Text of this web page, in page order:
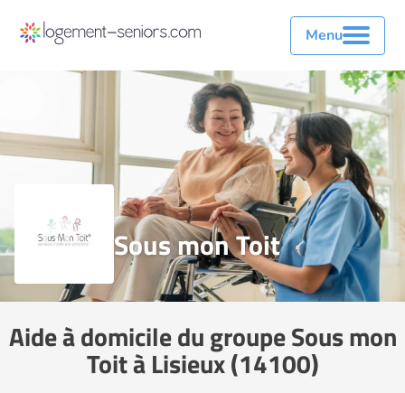
Menu
Sous mon Toit
Aide à domicile du groupe Sous mon
Toit à Lisieux (14100)